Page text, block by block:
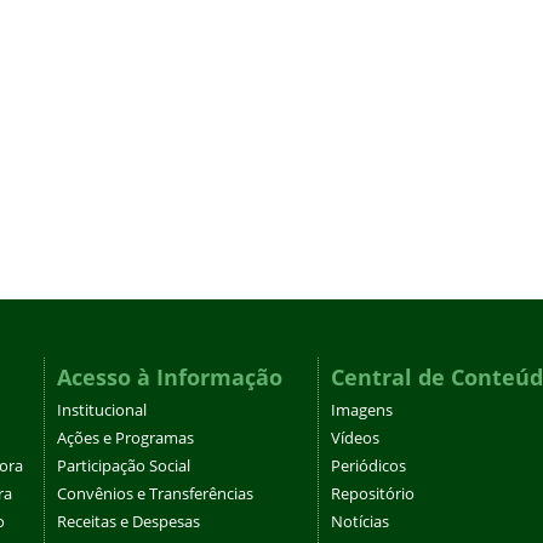
Acesso à Informação
Institucional
Ações e Programas
Participação Social
Convênios e Transferências
Receitas e Despesas
Central de
Imagens
Vídeos
Periódicos
Repositório
Notícias